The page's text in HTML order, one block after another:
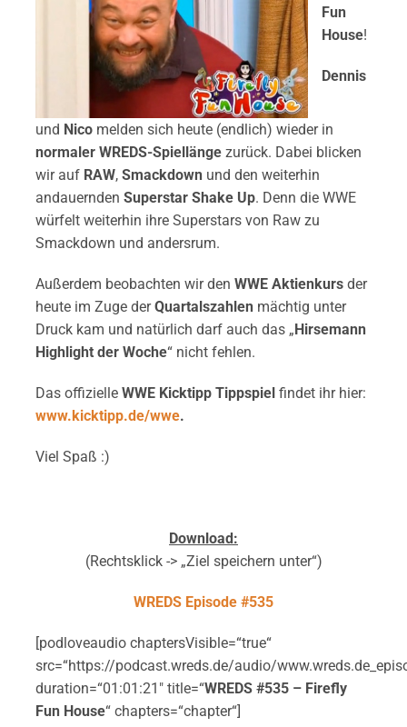
Fun
House!
Dennis
und Nico melden sich heute (endlich) wieder in
normaler WREDS-Spiellängezurück. Dabei blicken
wir auf RAW, Smackdown und den weiterhin
andauernden Superstar Shake Up. Denn die WWE
würfelt weiterhin ihre Superstars von Raw zu
Smackdown und andersrum.
Außerdem beobachten wir den WWE Aktienkursder
heute im Zuge derQuartalszahlen mächtig unter
Druck kam und natürlich darf auch das „Hirsemann
Highlight der Woche“ nicht fehlen.
Das offizielle WWE Kicktipp Tippspielfindet ihr hier:
www.kicktipp.de/wwe.
Viel Spaß :)
Download:
(Rechtsklick -> „Ziel speichern unter“)
WREDS Episode #535
[podloveaudio chaptersVisible=“true“
src=“https://podcast.wreds.de/audio/
duration=“01:01:21″ title=“WREDS #535 – Firefly
Fun House“ chapters=“chapter“]